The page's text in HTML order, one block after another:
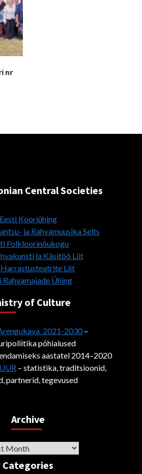
nr
Central Societies
Eesti Kooriühing
ja Rahvamuusika Selts
Folkloorinõukogu
ja Käsitöö Liit
Harrastusteatrite Liit
Rahvamajade Ühing
of Culture
2021-2030–
põhialused
aastatel 2014–2020
– statistika, traditsioonid,
partnerid, tegevused
Archive
Categories